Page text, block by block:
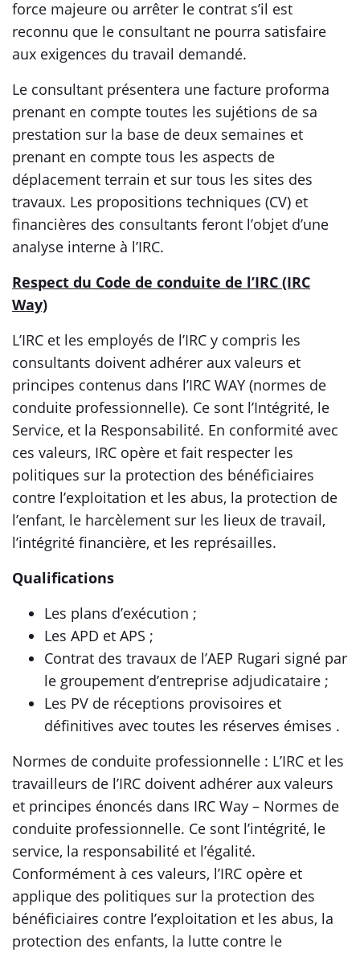
force majeure ou arrêter le contrat s’il est
reconnu que le consultant ne pourra satisfaire
aux exigences du travail demandé.
Le consultant présentera une facture proforma
prenant en compte toutes les sujétions de sa
prestation sur la base de deux semaines et
prenant en compte tous les aspects de
déplacement terrain et sur tous les sites des
travaux. Les propositions techniques (CV) et
financières des consultants feront l’objet d’une
analyse interne à l’IRC.
Respect du Code de conduite de l’IRC (IRC
Way)
L’IRC et les employés de l’IRC y compris les
consultants doivent adhérer aux valeurs et
principes contenus dans l’IRC WAY (normes de
conduite professionnelle). Ce sont l’Intégrité, le
Service, et la Responsabilité. En conformité avec
ces valeurs, IRC opère et fait respecter les
politiques sur la protection des bénéficiaires
contre l’exploitation et les abus, la protection de
l’enfant, le harcèlement sur les lieux de travail,
l’intégrité financière, et les représailles.
Qualifications
Les plans d’exécution ;
Les APD et APS ;
Contrat des travaux de l’AEP Rugari signé par
le groupement d’entreprise adjudicataire ;
Les PV de réceptions provisoires et
définitives avec toutes les réserves émises .
Normes de conduite professionnelle : L’IRC et les
travailleurs de l’IRC doivent adhérer aux valeurs
et principes énoncés dans IRC Way – Normes de
conduite professionnelle. Ce sont l’intégrité, le
service, la responsabilité et l’égalité.
Conformément à ces valeurs, l’IRC opère et
applique des politiques sur la protection des
bénéficiaires contre l’exploitation et les abus, la
protection des enfants, la lutte contre le